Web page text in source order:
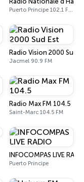
Puerto Príncipe 102.1 FM - 1080 AM
Radio Vision 2000 Sud
Jacmel 90.9 FM
Radio Max FM 104.5
Saint-Marc 104.5 FM
INFOCOMPAS LIVE
Puerto Príncipe